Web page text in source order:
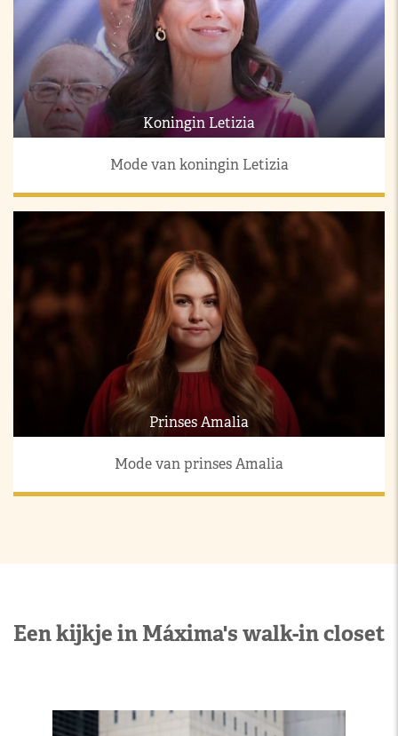
Koningin Letizia
Mode van koningin Letizia
Prinses Amalia
Mode van prinses Amalia
Een kijkje in Máxima's walk-in closet